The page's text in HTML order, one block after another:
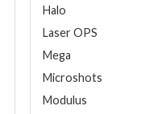
Halo
Laser OPS
Mega
Microshots
Modulus